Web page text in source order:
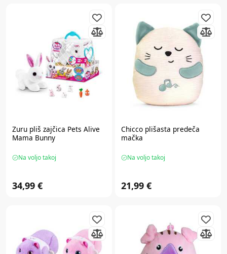
Zuru pliš zajčica Pets Alive
Mama Bunny
Na voljo takoj
34,99 €
Chicco plišasta predeča
mačka
Na voljo takoj
21,99 €